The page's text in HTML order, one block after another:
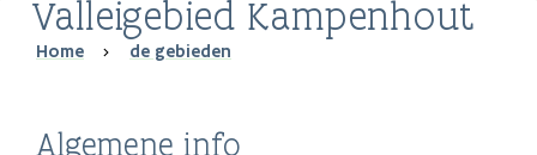
Valleigebied Kampenhout
Breadcrumb
Home de gebieden
Algemene info